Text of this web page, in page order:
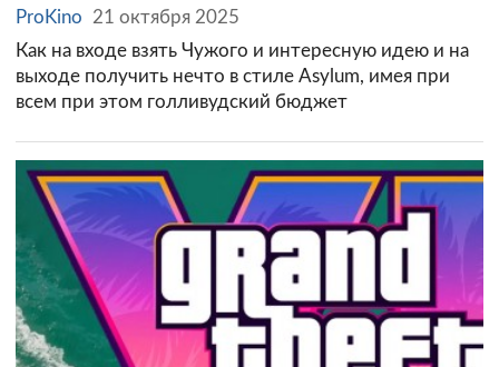
ProKino
21 октября 2025
Как на входе взять Чужого и интересную идею и на
выходе получить нечто в стиле Asylum, имея при
всем при этом голливудский бюджет